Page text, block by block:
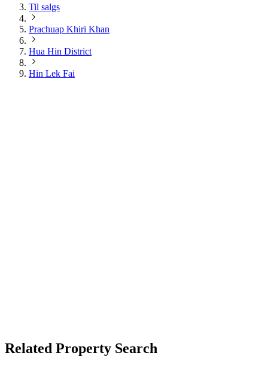
Til salgs
Prachuap Khiri Khan
Hua Hin District
Hin Lek Fai
Related Property Search